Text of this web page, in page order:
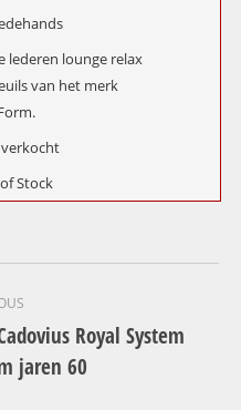
lederen lounge relax
van het merk
verkocht
Stock
Royal System
jaren 60